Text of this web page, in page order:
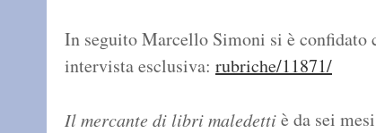
In seguito Marcello Simoni si è confidato
intervista esclusiva: rubriche/11871/
Il mercante di libri maledettiè da sei